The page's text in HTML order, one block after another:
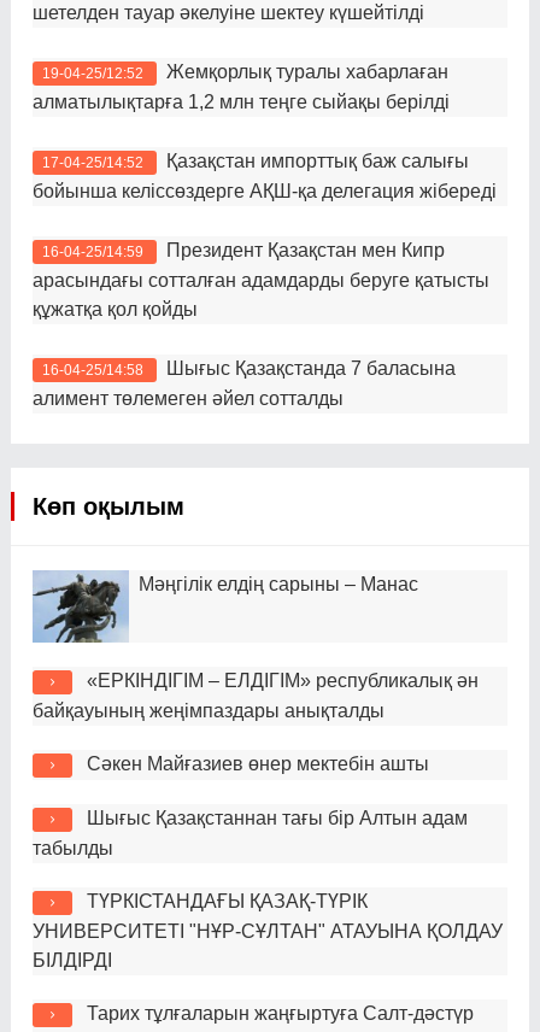
шетелден тауар әкелуіне шектеу күшейтілді
19-04-25/12:52
Жемқорлық туралы хабарлаған
алматылықтарға 1,2 млн теңге сыйақы берілді
17-04-25/14:52
Қазақстан импорттық баж салығы
бойынша келіссөздерге АҚШ-қа делегация жібереді
16-04-25/14:59
Президент Қазақстан мен Кипр
арасындағы сотталған адамдарды беруге қатысты
құжатқа қол қойды
16-04-25/14:58
Шығыс Қазақстанда 7 баласына
алимент төлемеген әйел сотталды
Көп оқылым
Мәңгілік елдің сарыны – Манас
«ЕРКІНДІГІМ – ЕЛДІГІМ» республикалық ән
байқауының жеңімпаздары анықталды
Сәкен Майғазиев өнер мектебін ашты
Шығыс Қазақстаннан тағы бір Алтын адам
табылды
ТҮРКІСТАНДАҒЫ ҚАЗАҚ-ТҮРІК
УНИВЕРСИТЕТІ "НҰР-СҰЛТАН" АТАУЫНА ҚОЛДАУ
БІЛДІРДІ
Тарих тұлғаларын жаңғыртуға Салт-дәстүр